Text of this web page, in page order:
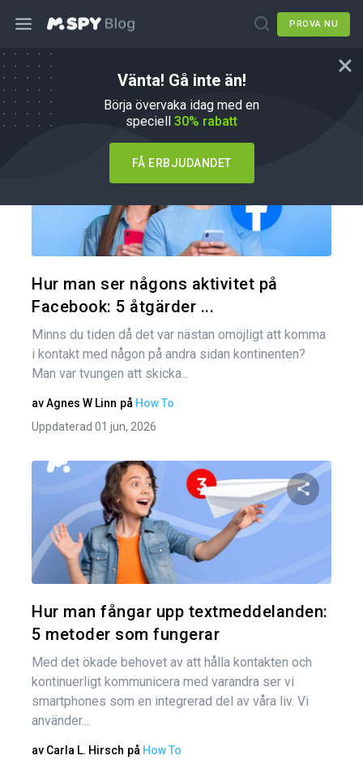
PROVA NU
Vänta! Gå inte än!
Börja övervaka idag med en
speciell 30% rabatt
FÅ ERBJUDANDET
Hur du gör
Hur man ser någons aktivitet på
Facebook: 5 åtgärder ...
Minns du tiden då det var nästan omöjligt att komma
i kontakt med någon på andra sidan kontinenten?
Man var tvungen att skicka...
avAgnes W Linn på How To
Uppdaterad 01 jun, 2026
Hur man fångar upp textmeddelanden:
5 metoder som fungerar
Med det ökade behovet av att hålla kontakten och
kontinuerligt kommunicera med varandra ser vi
smartphones som en integrerad del av våra liv. Vi
använder...
av Carla L. Hirsch på How To